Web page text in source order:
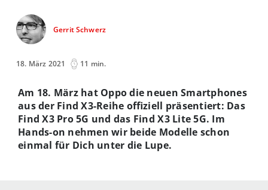
Gerrit Schwerz
18. März 2021 11 min.
Am 18. März hat Oppo die neuen Smartphones
aus der Find X3-Reihe offiziell präsentiert: Das
Find X3 Pro 5G und das Find X3 Lite 5G. Im
Hands-on nehmen wir beide Modelle schon
einmal für Dich unter die Lupe.